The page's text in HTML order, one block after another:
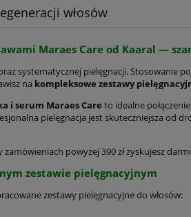
włosów
Maraes Care od Kaaral —
systematycznej pielęgnacji. Stosowanie
na kompleksowe zestawy
i serum Maraes Care to idealne
pielęgnacja jest skuteczniejsza od
powyżej 390 zł zyskujesz
zestawie pielęgnacyjnym
zestawy pielęgnacyjne do włosów: